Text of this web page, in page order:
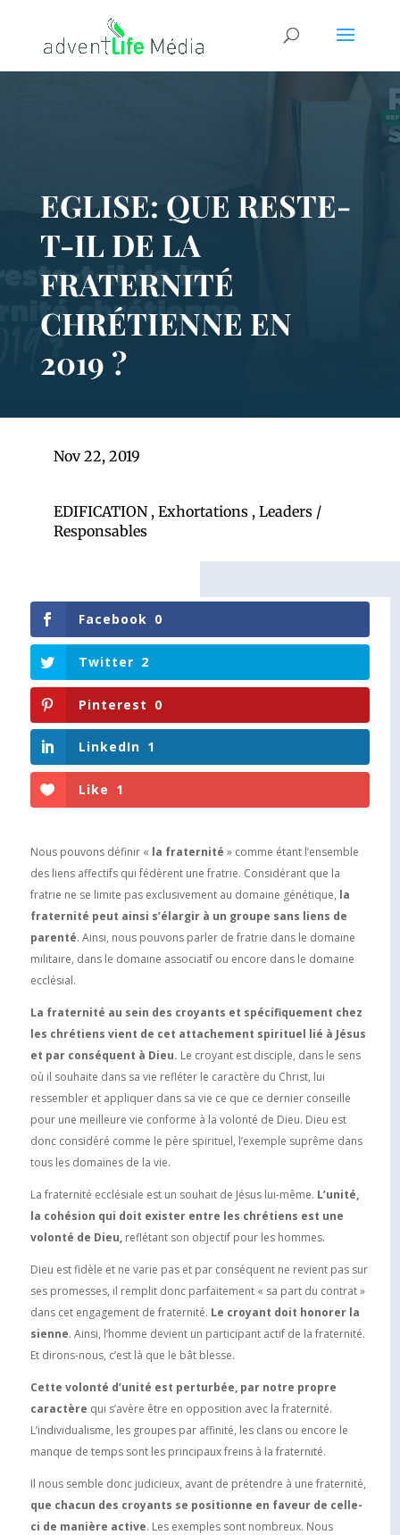
EGLISE: QUE RESTE-
T-IL DE LA
FRATERNITÉ
CHRÉTIENNE EN
2019 ?
Nov 22, 2019
EDIFICATION, Exhortations, Leaders /
Responsables
Facebook 0
Twitter 2
Pinterest 0
LinkedIn 1
Like 1
Nous pouvons définir « la fraternité » comme étant l’ensemble
des liens affectifs qui fédèrent une fratrie. Considérant que la
fratrie ne se limite pas exclusivement au domaine génétique, la
fraternité peut ainsi s’élargir à un groupe sans liens de
parenté. Ainsi, nous pouvons parler de fratrie dans le domaine
militaire, dans le domaine associatif ou encore dans le domaine
ecclésial.
La fraternité au sein des croyants et spécifiquement chez
les chrétiens vient de cet attachement spirituel lié à Jésus
et par conséquent à Dieu. Le croyant est disciple, dans le sens
où il souhaite dans sa vie refléter le caractère du Christ, lui
ressembler et appliquer dans sa vie ce que ce dernier conseille
pour une meilleure vie conforme à la volonté de Dieu. Dieu est
donc considéré comme le père spirituel, l’exemple suprême dans
tous les domaines de la vie.
La fraternité ecclésiale est un souhait de Jésus lui-même. L’unité,
la cohésion qui doit exister entre les chrétiens est une
volonté de Dieu,reflétant son objectif pour les hommes.
Dieu est fidèle et ne varie pas et par conséquent ne revient pas sur
ses promesses, il remplit donc parfaitement « sa part du contrat »
dans cet engagement de fraternité. Le croyant doit honorer la
sienne. Ainsi, l’homme devient un participant actif de la fraternité.
Et dirons-nous, c’est là que le bât blesse.
Cette volonté d’unité est perturbée, par notre propre
caractère qui s’avère être en opposition avec la fraternité.
L’individualisme, les groupes par affinité, les clans ou encore le
manque de temps sont les principaux freins à la fraternité.
Il nous semble donc judicieux, avant de prétendre à une fraternité,
que chacun des croyants se positionne en faveur de celle-
ci de manière active. Les exemples sont nombreux. Nous